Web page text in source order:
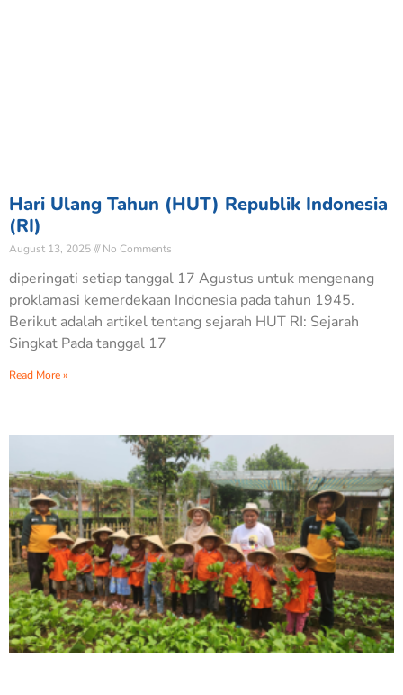
Hari Ulang Tahun (HUT) Republik Indonesia
(RI)
August 13, 2025 No Comments
diperingati setiap tanggal 17 Agustus untuk mengenang
proklamasi kemerdekaan Indonesia pada tahun 1945.
Berikut adalah artikel tentang sejarah HUT RI: Sejarah
Singkat Pada tanggal 17
Read More »